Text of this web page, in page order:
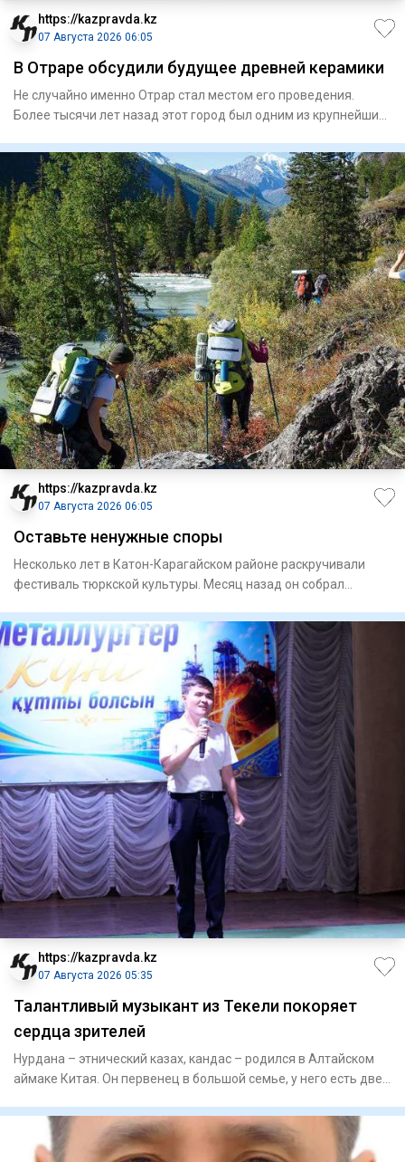
https://kazpravda.kz
07 Августа 2026 06:05
В Отраре обсудили будущее древней керамики
Не случайно именно Отрар стал местом его проведения.
Более тысячи лет назад этот город был одним из крупнейших
https://kazpravda.kz
07 Августа 2026 06:05
Оставьте ненужные споры
Несколько лет в Катон-Карагайском районе раскручивали
фестиваль тюркской культуры. Месяц назад он собрал
https://kazpravda.kz
07 Августа 2026 05:35
Талантливый музыкант из Текели покоряет
сердца зрителей
Нурдана – этнический казах, кандас – родился в Алтайском
аймаке Китая. Он первенец в большой семье, у него есть две